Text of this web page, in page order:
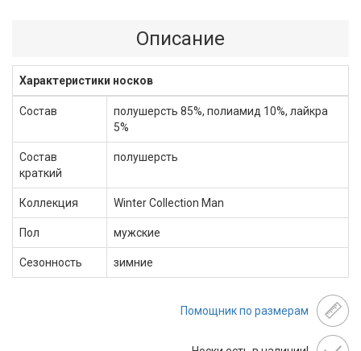
Описание
Характеристики носков
Состав
полушерсть 85%, полиамид 10%, лайкра
5%
Состав
краткий
полушерсть
Коллекция Winter Collection Man
Пол мужские
Сезонность зимние
Помощник по размерам